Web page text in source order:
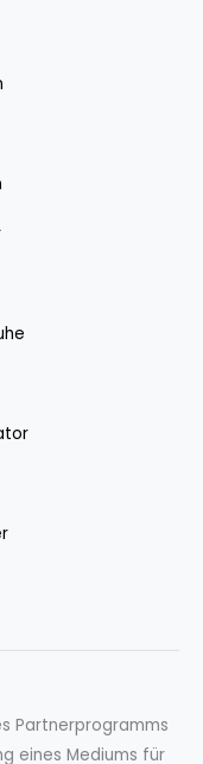
Partnerprogramms
eines Mediums für